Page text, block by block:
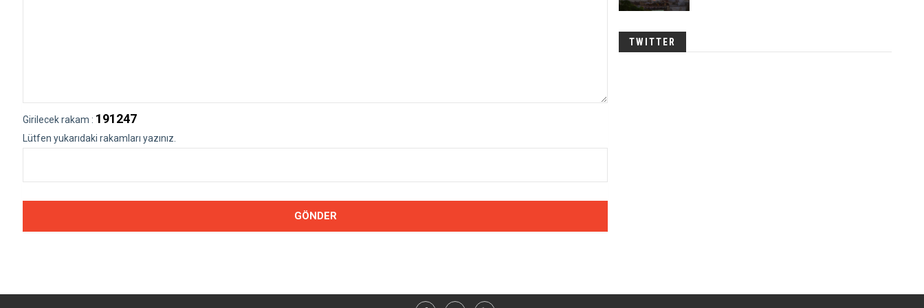
Girilecek rakam : 191247
Lütfen yukarıdaki rakamları yazınız.
TWITTER